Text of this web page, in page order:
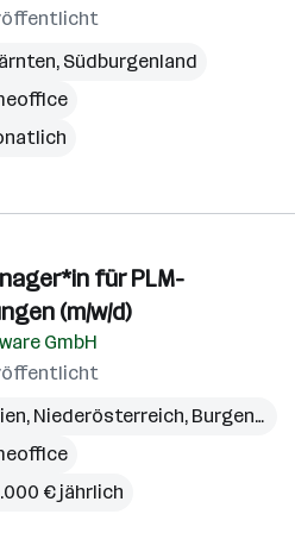
, Südburgenland
für PLM-
(m/w/d)
GmbH
, Niederösterreich, Burgenland
€ jährlich